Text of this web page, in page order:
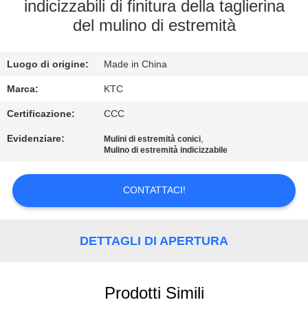
CONTROLLO
CONTATTICI
RICHIEDA
CITAZIONE
indicizzabili di finitura della taglierina
del mulino di estremità
Luogo di origine: Made in China
Marca: KTC
Certificazione: CCC
Evidenziare: Mulini di estremità conici,
Mulino di estremità indicizzabile
CONTATTACI!
DETTAGLI DI APERTURA
Prodotti Simili